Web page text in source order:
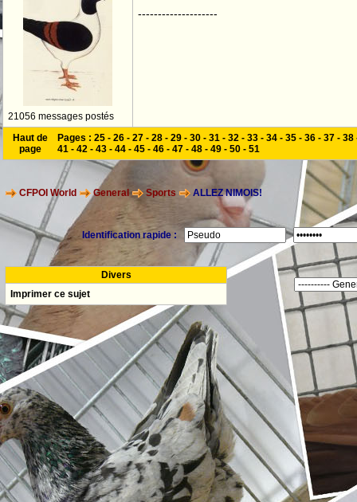
21056 messages postés
--------------------
Haut de
page
Pages : 25 - 26 - 27 - 28 - 29 - 30 - 31 - 32 - 33 - 34 - 35 - 36 - 37 - 38
41 - 42 - 43 - 44 - 45 - 46 - 47 - 48 - 49 - 50 - 51
CFPOI World General Sports ALLEZ NIMOIS!
Identification rapide :
Divers
Imprimer ce sujet